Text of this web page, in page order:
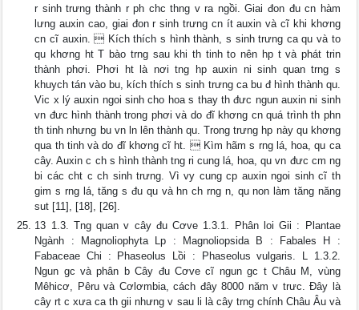
r sinh trưng thành r ph chc thng v ra ngồi. Giai đon đu cn hàm
lưng auxin cao, giai đon r sinh trưng cn ít auxin và cĩ khi khơng
cn cĩ auxin.  Kích thích s hình thành, s sinh trưng ca qu và to
qu khơng ht T bào trng sau khi th tinh to nên hp t và phát trin
thành phơi. Phơi ht là nơi tng hp auxin ni sinh quan trng s
khuych tán vào bu, kích thích s sinh trưng ca bu đ hình thành qu.
Vic x lý auxin ngoi sinh cho hoa s thay th đưc ngun auxin ni sinh
vn đưc hình thành trong phơi và do đĩ khơng cn quá trình th phn
th tinh nhưng bu vn ln lên thành qu. Trong trưng hp này qu khơng
qua th tinh và do đĩ khơng cĩ ht.  Kìm hãm s rng lá, hoa, qu ca
cây. Auxin c ch s hình thành tng ri cung lá, hoa, qu vn đưc cm ng
bi các cht c ch sinh trưng. Vì vy cung cp auxin ngoi sinh cĩ th
gim s rng lá, tăng s đu qu và hn ch rng n, qu non làm tăng năng
sut [11], [18], [26].
13 1.3. Tng quan v cây đu Cơve 1.3.1. Phân loi Gii : Plantae
Ngành : Magnoliophyta Lp : Magnoliopsida B : Fabales H :
Fabaceae Chi : Phaseolus Lồi : Phaseolus vulgaris. L 1.3.2.
Ngun gc và phân b Cây đu Cơve cĩ ngun gc t Châu M, vùng
Mêhicơ, Pêru và Cơlơmbia, cách đây 8000 năm v trưc. Đây là
cây rt c xưa ca th gii nhưng v sau li là cây trng chính Châu Âu và